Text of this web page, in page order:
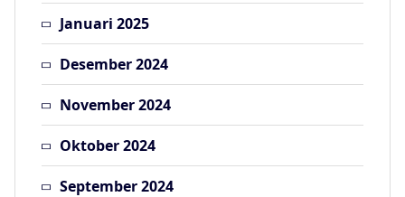
Januari 2025
Desember 2024
November 2024
Oktober 2024
September 2024